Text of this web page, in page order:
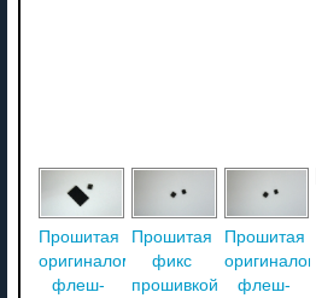
Прошитая
оригиналом
флеш-
Прошитая
фикс
прошивкой
Прошитая
оригиналом
флеш-